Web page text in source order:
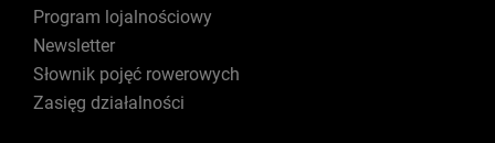
Program lojalnościowy
Newsletter
Słownik pojęć rowerowych
Zasięg działalności